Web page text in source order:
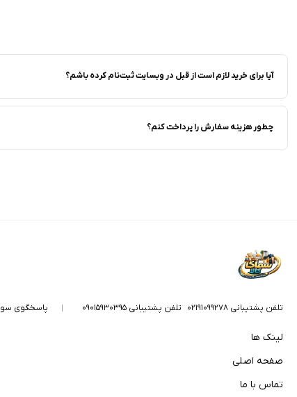
آیا برای خرید لازم است از قبل در وبسایت ثبت‌نام کرده باشم؟
چطور هزینه سفارش را پرداخت کنم؟
تلفن پشتیبانی ۰۲۱۹۱۰۹۹۲۷۸ تلفن پشتیبانی ۰۹۰۱۵۹۳۰۳۹۵ پاسخگوی
لینک ها
صفحه اصلی
تماس با ما